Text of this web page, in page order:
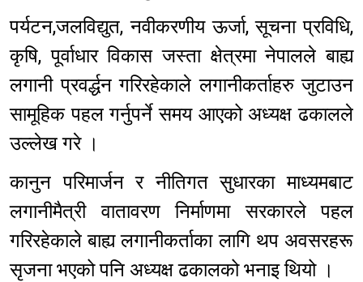
पर्यटन,जलविद्युत, नवीकरणीय ऊर्जा, सूचना प्रविधि,
कृषि, पूर्वाधार विकास जस्ता क्षेत्रमा नेपालले बाह्य
लगानी प्रवर्द्धन गरिरहेकाले लगानीकर्ताहरु जुटाउन
सामूहिक पहल गर्नुपर्ने समय आएको अध्यक्ष ढकालले
उल्लेख गरे ।
कानुन परिमार्जन र नीतिगत सुधारका माध्यमबाट
लगानीमैत्री वातावरण निर्माणमा सरकारले पहल
गरिरहेकाले बाह्य लगानीकर्ताका लागि थप अवसरहरू
सृजना भएको पनि अध्यक्ष ढकालको भनाइ थियो ।